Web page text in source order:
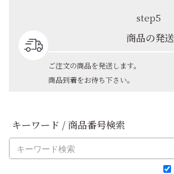
step5
商品の発送
ご注文の商品を発送します。
商品到着をお待ち下さい。
キーワード / 商品番号検索